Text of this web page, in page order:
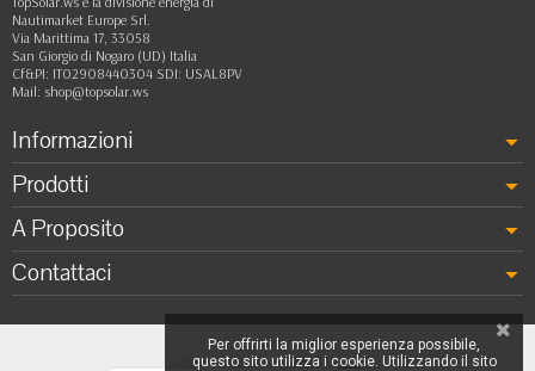
Nautimarket Europe Srl.
Via Marittima 17, 33058
San Giorgio di Nogaro (UD) Italia
Cf&PI: IT02908440304 SDI: USAL8PV
Mail: shop@topsolar.ws
Informazioni
Prodotti
A Proposito
Contattaci
Per offrirti la miglior esperienza possibile,
questo sito utilizza i cookie. Utilizzando il sito